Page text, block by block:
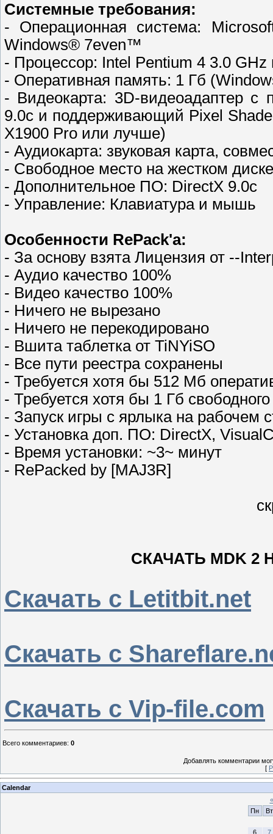
Системные требования:
- Операционная система:
Windows® 7even™
- Процессор: Intel Pentium 4 3.0
- Оперативная память: 1 Гб
- Видеокарта: 3D-видеоадаптер
9.0с и поддерживающий Pixel
X1900 Pro или лучше)
- Аудиокарта: звуковая карта,
- Свободное место на жестком
- Дополнительное ПО: DirectX 9.0c
- Управление: Клавиатура и мышь
Особенности RePack'a:
- За основу взята Лицензия от --
- Аудио качество 100%
- Видео качество 100%
- Ничего не вырезано
- Ничего не перекодировано
- Вшита таблетка от TiNYiSO
- Все пути реестра сохранены
- Требуется хотя бы 512 Мб
- Требуется хотя бы 1 Гб
- Запуск игры с ярлыка на рабочем
- Установка доп. ПО: DirectX,
- Время установки: ~3~ минут
- RePacked by [MAJ3R]
СКАЧАТЬ MDK 2
Скачать с Letitbit.net
Скачать с
Скачать с Vip-file.com
Всего комментариев: 0
Добавлять комментарии
[
Calendar
«
Пн
Вт
6 7